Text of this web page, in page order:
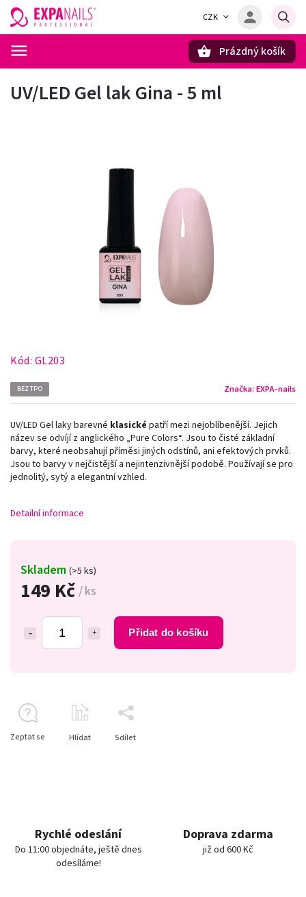
CZK
Prázdný košík
UV/LED Gel lak Gina - 5 ml
Kód: GL203
BEZ TPO Značka: EXPA-nails
149 Kč / ks
Přidat do košíku
Skladem (>5 ks)
UV/LED Gel laky barevné klasické patří mezi nejoblíbenější. Jejich
název se odvíjí z anglického „Pure Colors“. Jsou to čisté základní
barvy, které neobsahují příměsi jiných odstínů, ani efektových prvků.
Jsou to barvy v nejčistější a nejintenzivnější podobě. Používají se pro
jednolitý, sytý a elegantní vzhled.
Detailní informace
Zeptat se Hlídat Sdílet
Rychlé odeslání
Do 11:00 objednáte, ještě dnes
odesíláme!
Doprava zdarma
již od 600 Kč